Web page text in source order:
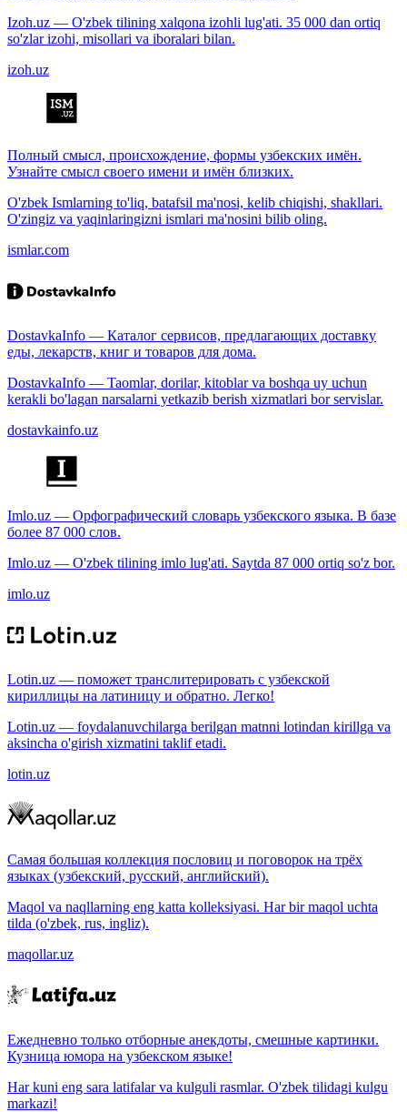
Izoh.uz — O'zbek tilining xalqona izohli lug'ati. 35 000 dan ortiq
so'zlar izohi, misollari va iboralari bilan.
izoh.uz
Полный смысл, происхождение, формы узбекских имён.
Узнайте смысл своего имени и имён близких.
O'zbek Ismlarning to'liq, batafsil ma'nosi, kelib chiqishi, shakllari.
O'zingiz va yaqinlaringizni ismlari ma'nosini bilib oling.
ismlar.com
DostavkaInfo — Каталог сервисов, предлагающих доставку
еды, лекарств, книг и товаров для дома.
DostavkaInfo — Taomlar, dorilar, kitoblar va boshqa uy uchun
kerakli bo'lagan narsalarni yetkazib berish xizmatlari bor servislar.
dostavkainfo.uz
Imlo.uz — Орфографический словарь узбекского языка. В базе
более 87 000 слов.
Imlo.uz — O'zbek tilining imlo lug'ati. Saytda 87 000 ortiq so'z bor.
imlo.uz
Lotin.uz — поможет транслитерировать с узбекской
кириллицы на латиницу и обратно. Легко!
Lotin.uz — foydalanuvchilarga berilgan matnni lotindan kirillga va
aksincha o'girish xizmatini taklif etadi.
lotin.uz
Самая большая коллекция пословиц и поговорок на трёх
языках (узбекский, русский, английский).
Maqol va naqllarning eng katta kolleksiyasi. Har bir maqol uchta
tilda (o'zbek, rus, ingliz).
maqollar.uz
Ежедневно только отборные анекдоты, смешные картинки.
Кузница юмора на узбекском языке!
Har kuni eng sara latifalar va kulguli rasmlar. O'zbek tilidagi kulgu
markazi!